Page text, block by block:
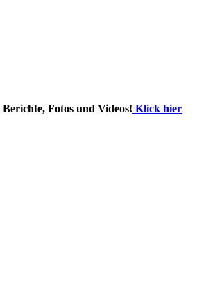
Berichte, Fotos und Videos! Klick hier